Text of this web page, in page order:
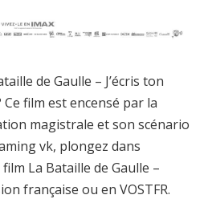
de Gaulle – J’écris ton
film est encensé par la
magistrale et son scénario
vk, plongez dans
La Bataille de Gaulle –
française ou en VOSTFR.